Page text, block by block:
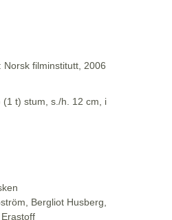
Norsk filminstitutt, 2006
(1 t) stum, s./h. 12 cm, i
Bergliot Husberg,